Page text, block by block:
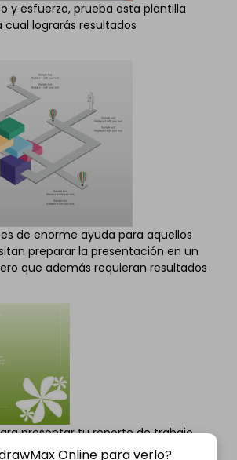
y esfuerzo, prueba esta plantilla
lograrás resultados
de enorme ayuda para aquellos
preparar la presentación en un
que además requieran resultados
presentar tu reporte de trabajo,
Online para verlo?